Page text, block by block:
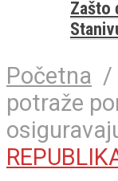
Zašto
Početna /
potraže